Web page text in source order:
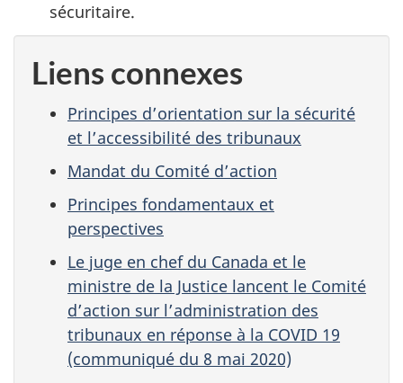
sécuritaire.
Liens connexes
Principes d’orientation sur la sécurité
et l’accessibilité des tribunaux
Mandat du Comité d’action
Principes fondamentaux et
perspectives
Le juge en chef du Canada et le
ministre de la Justice lancent le Comité
d’action sur l’administration des
tribunaux en réponse à la COVID 19
(communiqué du 8 mai 2020)